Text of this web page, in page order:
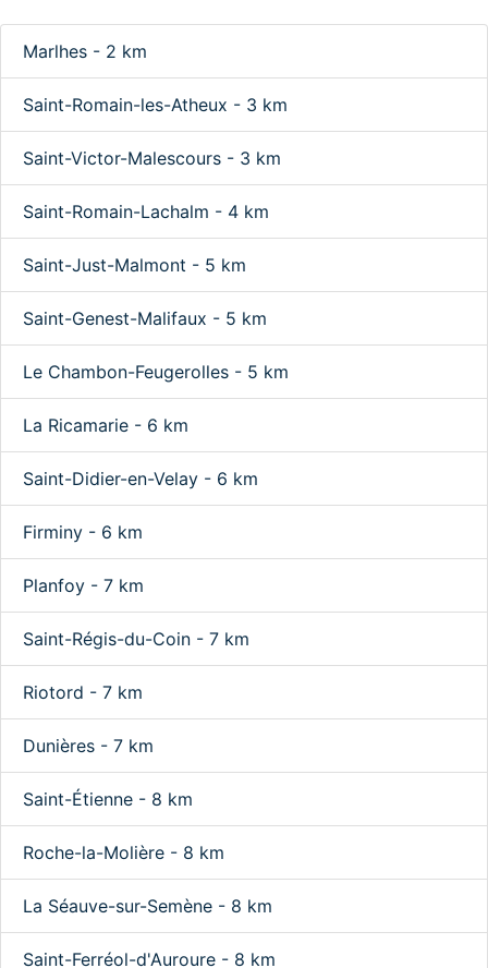
Marlhes - 2 km
Saint-Romain-les-Atheux - 3 km
Saint-Victor-Malescours - 3 km
Saint-Romain-Lachalm - 4 km
Saint-Just-Malmont - 5 km
Saint-Genest-Malifaux - 5 km
Le Chambon-Feugerolles - 5 km
La Ricamarie - 6 km
Saint-Didier-en-Velay - 6 km
Firminy - 6 km
Planfoy - 7 km
Saint-Régis-du-Coin - 7 km
Riotord - 7 km
Dunières - 7 km
Saint-Étienne - 8 km
Roche-la-Molière - 8 km
La Séauve-sur-Semène - 8 km
Saint-Ferréol-d'Auroure - 8 km